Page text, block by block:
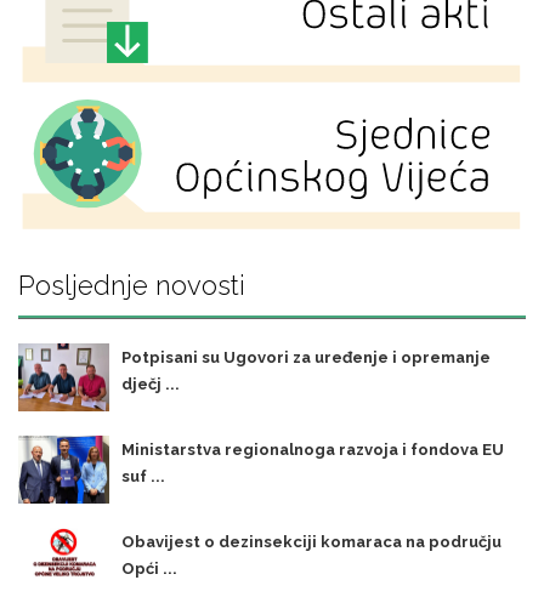
Posljednje novosti
Potpisani su Ugovori za uređenje i opremanje
dječj ...
Ministarstva regionalnoga razvoja i fondova EU
suf ...
Obavijest o dezinsekciji komaraca na području
Opći ...